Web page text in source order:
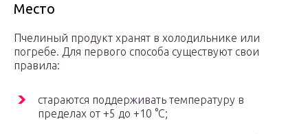
Место
Пчелиный продукт хранят в холодильнике или
погребе. Для первого способа существуют свои
правила:
стараются поддерживать температуру в
пределах от +5 до +10 °C;